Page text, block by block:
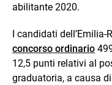
abilitante 2020.
I candidati
concorso ordinario
12,5 punti relativi al
graduatoria, a causa